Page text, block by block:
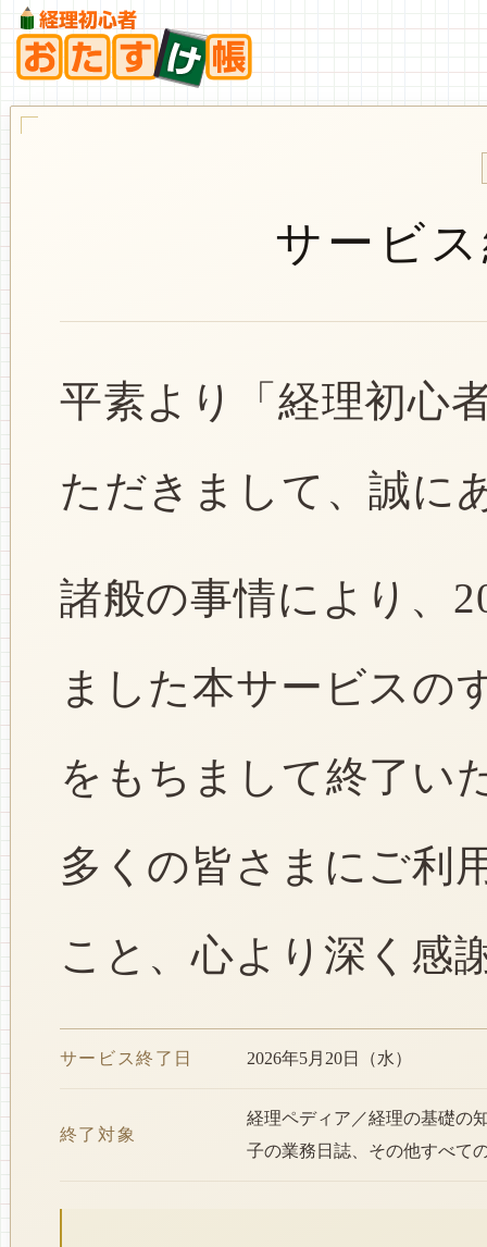
サービ
平素より「経理初心
ただきまして、誠に
諸般の事情により、
ました本サービスの
をもちまして終了い
多くの皆さまにご利
こと、心より深く感
サービス終了日 2026年5月20日（水）
終了対象
経理ペディア／経理の基礎の
子の業務日誌、その他すべて